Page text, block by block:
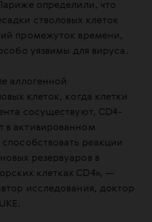
определили, что
стволовых клеток
промежуток времени,
уязвимы для вируса.
аллогенной
клеток, когда клетки
сосуществуют, CD4-
в активированном
реакции
резервуаров в
клетках CD4», —
исследования, доктор